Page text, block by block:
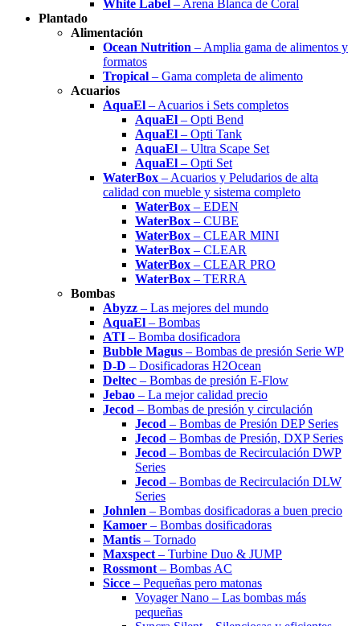
White Label – Arena Blanca de Coral
Plantado
Alimentación
Ocean Nutrition – Amplia gama de alimentos y
formatos
Tropical – Gama completa de alimento
Acuarios
AquaEl – Acuarios i Sets completos
AquaEl – Opti Bend
AquaEl – Opti Tank
AquaEl – Ultra Scape Set
AquaEl – Opti Set
WaterBox – Acuarios y Peludarios de alta
calidad con mueble y sistema completo
WaterBox – EDEN
WaterBox – CUBE
WaterBox – CLEAR MINI
WaterBox – CLEAR
WaterBox – CLEAR PRO
WaterBox – TERRA
Bombas
Abyzz – Las mejores del mundo
AquaEl – Bombas
ATI – Bomba dosificadora
Bubble Magus – Bombas de presión Serie WP
D-D – Dosificadoras H2Ocean
Deltec – Bombas de presión E-Flow
Jebao – La mejor calidad precio
Jecod – Bombas de presión y circulación
Jecod – Bombas de Presión DEP Series
Jecod – Bombas de Presión, DXP Series
Jecod – Bombas de Recirculación DWP
Series
Jecod – Bombas de Recirculación DLW
Series
Johnlen – Bombas dosificadoras a buen precio
Kamoer – Bombas dosificadoras
Mantis – Tornado
Maxspect – Turbine Duo & JUMP
Rossmont – Bombas AC
Sicce – Pequeñas pero matonas
Voyager Nano – Las bombas más
pequeñas